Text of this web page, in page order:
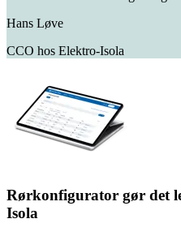
Hans Løve
CCO hos Elektro-Isola
Rørkonfigurator gør det
Isola